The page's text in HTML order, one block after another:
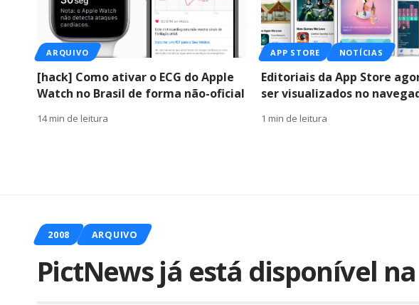
ARQUIVO
[hack] Como ativar o ECG do Apple
Watch no Brasil de forma não-oficial
14 min de leitura
APP STORE NOTÍCIAS
Editoriais da App Store
ser visualizados no
1 min de leitura
2008 ARQUIVO
PictNews já está disponível